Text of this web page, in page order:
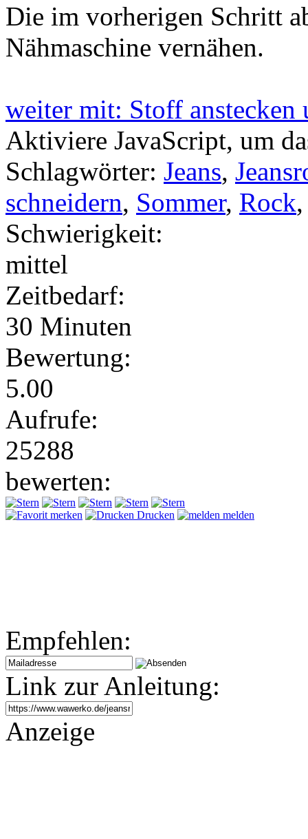
Die im vorherigen Schritt
Nähmaschine vernähen.
weiter mit: Stoff
Aktiviere JavaScript, um
Schlagwörter: Jeans,
schneidern, Sommer, Rock
Schwierigkeit:
mittel
Zeitbedarf:
30 Minuten
Bewertung:
5.00
Aufrufe:
25288
bewerten:
merken Drucken melden
Empfehlen:
Link zur Anleitung:
Anzeige